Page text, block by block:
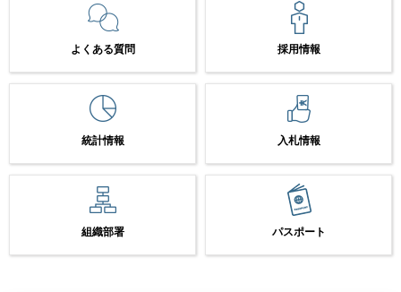
よくある質問 採用情報
統計情報 入札情報
組織部署 パスポート